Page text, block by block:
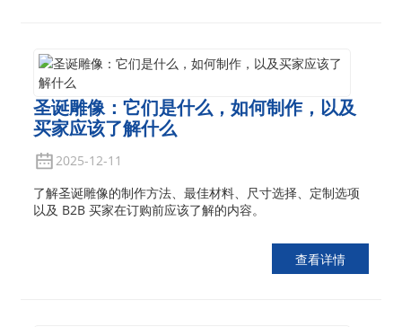
圣诞雕像：它们是什么，如何制作，以及
买家应该了解什么
2025-12-11
了解圣诞雕像的制作方法、最佳材料、尺寸选择、定制选项
以及 B2B 买家在订购前应该了解的内容。
查看详情